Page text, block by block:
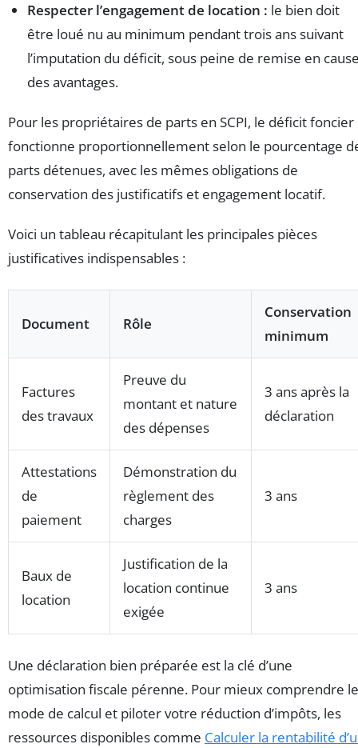
Respecter l’engagement de location : le bien doit
être loué nu au minimum pendant trois ans suivant
l’imputation du déficit, sous peine de remise en
des avantages.
Pour les propriétaires de parts en SCPI, le déficit foncier
fonctionne proportionnellement selon le pourcentage
parts détenues, avec les mêmes obligations de
conservation des justificatifs et engagement locatif.
Voici un tableau récapitulant les principales pièces
justificatives indispensables :
Document Rôle
Conservation
minimum
Factures
des travaux
Preuve du
montant et nature
des dépenses
3 ans après la
déclaration
Attestations
de
paiement
Démonstration du
règlement des
charges
3 ans
Baux de
location
Justification de la
location continue
exigée
3 ans
Une déclaration bien préparée est la clé d’une
optimisation fiscale pérenne. Pour mieux comprendre le
mode de calcul et piloter votre réduction d’impôts, les
ressources disponibles comme Calculer la rentabilité